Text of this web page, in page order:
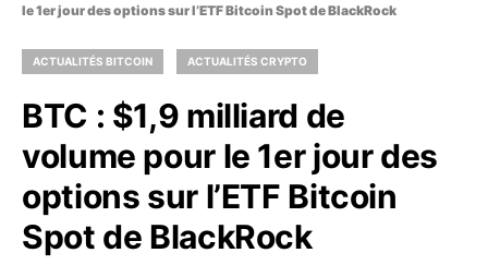
le 1er jour des options sur l’ETF Bitcoin Spot de BlackRock
ACTUALITÉS BITCOIN ACTUALITÉS CRYPTO
BTC : $1,9 milliard de
volume pour le 1er jour des
options sur l’ETF Bitcoin
Spot de BlackRock